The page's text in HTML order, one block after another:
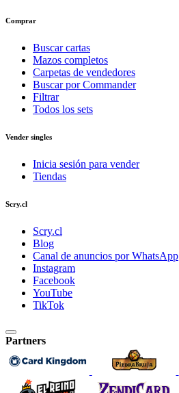
Comprar
Buscar cartas
Mazos completos
Carpetas de vendedores
Buscar por Commander
Filtrar
Todos los sets
Vender singles
Inicia sesión para vender
Tiendas
Scry.cl
Scry.cl
Blog
Canal de anuncios por WhatsApp
Instagram
Facebook
YouTube
TikTok
Partners